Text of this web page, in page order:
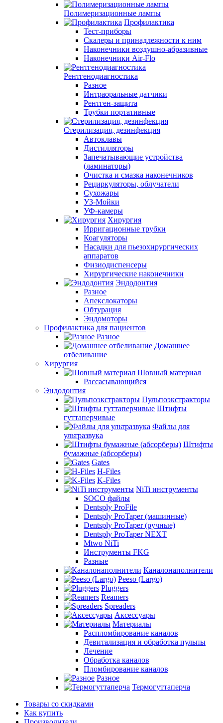
Полимеризационные лампы
Профилактика
Тест-приборы
Скалеры и принадлежности к ним
Наконечники воздушно-абразивные
Наконечники Air-Flo
Рентгенодиагностика
Разное
Интраоральные датчики
Рентген-защита
Трубки портативные
Стерилизация, дезинфекция
Автоклавы
Дистилляторы
Запечатывающие устройства
(ламинаторы)
Очистка и смазка наконечников
Рециркуляторы, облучатели
Сухожары
УЗ-Мойки
УФ-камеры
Хирургия
Ирригационные трубки
Коагуляторы
Насадки для пьезохирургических
аппаратов
Физиодиспенсеры
Хирургические наконечники
Эндодонтия
Разное
Апекслокаторы
Обтурация
Эндомоторы
Профилактика для пациентов
Разное
Домашнее
отбеливание
Хирургия
Шовный материал
Рассасывающийся
Эндодонтия
Пульпоэкстракторы
Штифты
гуттаперчивые
Файлы для
ультразвука
Штифты
бумажные (абсорберы)
Gates
H-Files
K-Files
NiTi инструменты
SOCO файлы
Dentsply ProFile
Dentsply ProTaper (машинные)
Dentsply ProTaper (ручные)
Dentsply ProTaper NEXT
Mtwo NiTi
Инструменты FKG
Разные
Каналонаполнители
Peeso (Largo)
Pluggers
Reamers
Spreaders
Аксессуары
Материалы
Распломбирование каналов
Девитализация и обработка пульпы
Лечение
Обработка каналов
Пломбирование каналов
Разное
Термогуттаперча
Товары со скидками
Как купить